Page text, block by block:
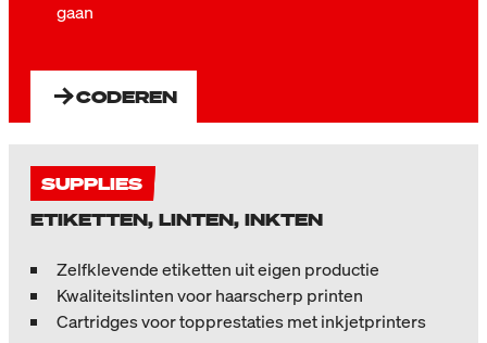
gaan
CODEREN
SUPPLIES
ETIKETTEN, LINTEN, INKTEN
Zelfklevende etiketten uit eigen productie
Kwaliteitslinten voor haarscherp printen
Cartridges voor topprestaties met inkjetprinters